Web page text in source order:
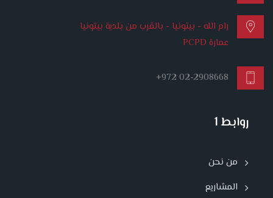
رام الله - بيتونيا - بالقرب من بلدية بيتونيا
عمارة PCPD
+972 02-2908668
روابط 1
من نحن
المشاريع